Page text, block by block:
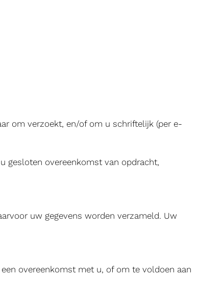
om verzoekt, en/of om u schriftelijk (per e-
gesloten overeenkomst van opdracht,
uw gegevens worden verzameld. Uw
overeenkomst met u, of om te voldoen aan